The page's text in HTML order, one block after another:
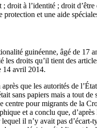
; droit à l’identité ; droit
et une aide
guinéenne, âgé de 17
droits qu’il tient des
14 avril 2014.
que les autorités de
sans papiers mais a tout
centre pour migrants de la
et a conclu que,
il n’y avait pas